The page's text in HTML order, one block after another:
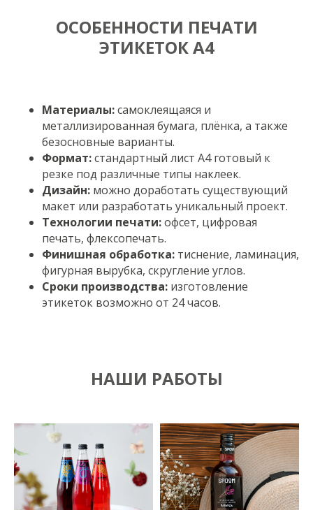
ОСОБЕННОСТИ ПЕЧАТИ
ЭТИКЕТОК А4
Материалы:самоклеящаяся и
металлизированная бумага, плёнка, а также
безосновные варианты.
Формат:стандартный лист А4 готовый к
резке под различные типы наклеек.
Дизайн: можно доработать существующий
макет или разработать уникальный проект.
Технологии печати:офсет, цифровая
печать, флексопечать.
Финишная обработка: тиснение, ламинация,
фигурная вырубка, скругление углов.
Сроки производства: изготовление
этикеток возможно от 24 часов.
НАШИ РАБОТЫ